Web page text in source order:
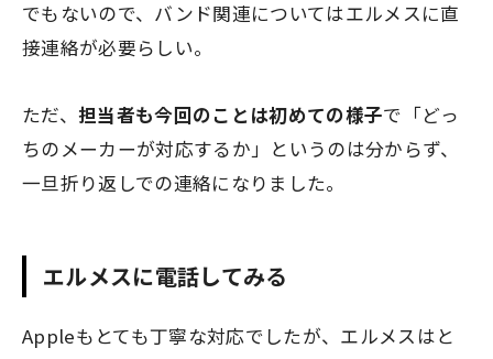
でもないので、バンド関連についてはエルメスに直
接連絡が必要らしい。
ただ、担当者も今回のことは初めての様子で「どっ
ちのメーカーが対応するか」というのは分からず、
一旦折り返しでの連絡になりました。
エルメスに電話してみる
Appleもとても丁寧な対応でしたが、エルメスはと